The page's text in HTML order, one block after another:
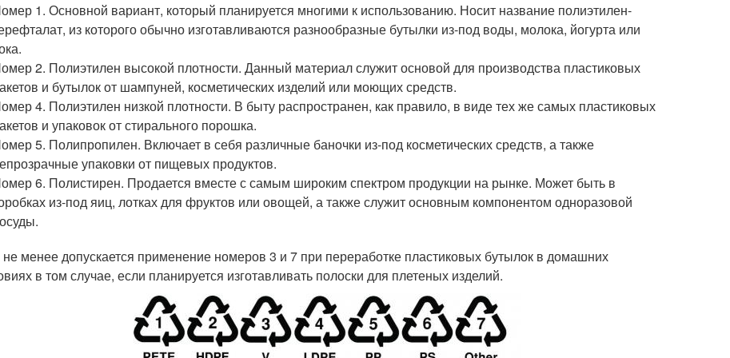
1. Основной вариант, который планируется многими к использованию. Носит название полиэтилен-
из которого обычно изготавливаются разнообразные бутылки из-под воды, молока, йогурта или
2. Полиэтилен высокой плотности. Данный материал служит основой для производства пластиковых
и бутылок от шампуней, косметических изделий или моющих средств.
4. Полиэтилен низкой плотности. В быту распространен, как правило, в виде тех же самых пластиковых
и упаковок от стирального порошка.
5. Полипропилен. Включает в себя различные баночки из-под косметических средств, а также
упаковки от пищевых продуктов.
6. Полистирен. Продается вместе с самым широким спектром продукции на рынке. Может быть в
из-под яиц, лотках для фруктов или овощей, а также служит основным компонентом одноразовой
менее допускается применение номеров 3 и 7 при переработке пластиковых бутылок в домашних
в том случае, если планируется изготавливать полоски для плетеных изделий.